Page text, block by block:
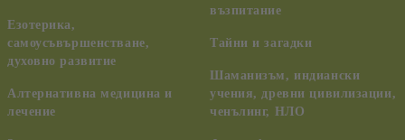
Езотерика,
самоусъвършенстване,
духовно развитие
Алтернативна медицина и
лечение
възпитание
Тайни и загадки
Шаманизъм, индиански
учения, древни цивилизации,
ченълинг, НЛО